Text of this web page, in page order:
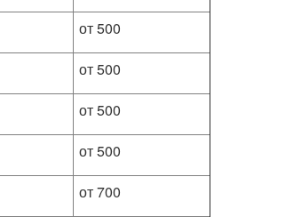
от 500
от 500
от 500
от 500
от 700